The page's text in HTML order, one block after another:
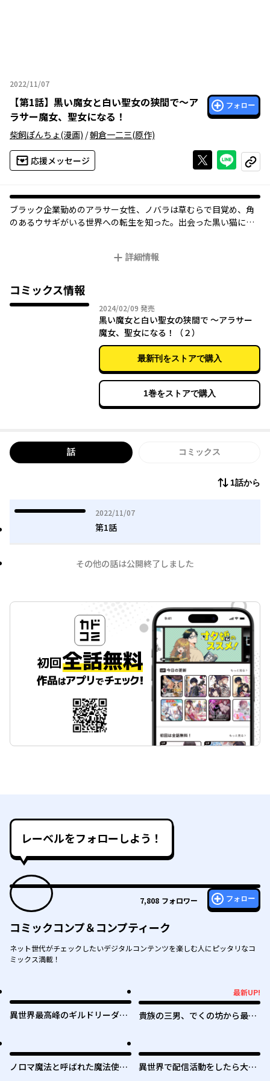
2022/11/07
2022年11月07日
【第1話】 黒い魔女と白い聖女の狭間で～ア
ラサー魔女、聖女になる！
フォロー
柴飼ぽんちょ(漫画) /朝倉一二三(原作)
応援メッセージ Xで投稿する
ライン
コピー
ブラック企業勤めのアラサー女性、ノバラは草むらで目覚め、角
のあるウサギがいる世界への転生を知った。出会った黒い猫に導
で薬を作って生活していたことを知った。黒猫に導かれたノバラ
会う。ニャルラトから魔女や魔法、現世の話を聞いたノバラは、
家にあったマニュアルを基に鼻づまりに効く薬を作り、彼は無事
家へ帰れるようになった。家主の日記に、読んでいる者を跡とり
とする旨の記述があり、ノバラは書物から徐々に魔法を身につけ
てゆく。また、以前の顧客だった騎士が訪れたり、ニャルラトが
村からの注文をまとめてきたりで、ノバラは薬を売って生活の基
盤を築いてゆくなか、書物で「猫の下僕になる魔法」と出会う。
その魔法をヤミと名づけた黒猫にかけると、意志の疎通が可能に
なり、ノバラが簡単に魔法を使えることに違和感があると教えら
れた。ノバラは魔女見習いとして人々を助けていくが、どうやら
その規模は桁外れなようで…？
詳細情報
コミックス情報
2024/02/09 2024年02月09日
発売
黒い魔女と白い聖女の狭間で ～アラサー
魔女、聖女になる！（２）
最新刊をストアで購入
1巻をストアで購入
話 コミックス
1話から
2022/11/07
2022年11月07日
第1話
その他の話は公開終了しました
レーベルをフォローしよう！
7,808 フォロワー フォロー
コミックコンプ＆コンプティーク
ネット世代がチェックしたいデジタルコンテンツを楽しむ人にピッタリなコ
ミックス満載！
異世界最高峰のギルドリーダー
やめられません～
最新UP!
貴族の三男、でくの坊から最強
造！ ～気ままに遊んでいるだ
けなのに、何故か評価が上がっ
ノロマ魔法と呼ばれた魔法使い
異世界で配信活動をしたら大量